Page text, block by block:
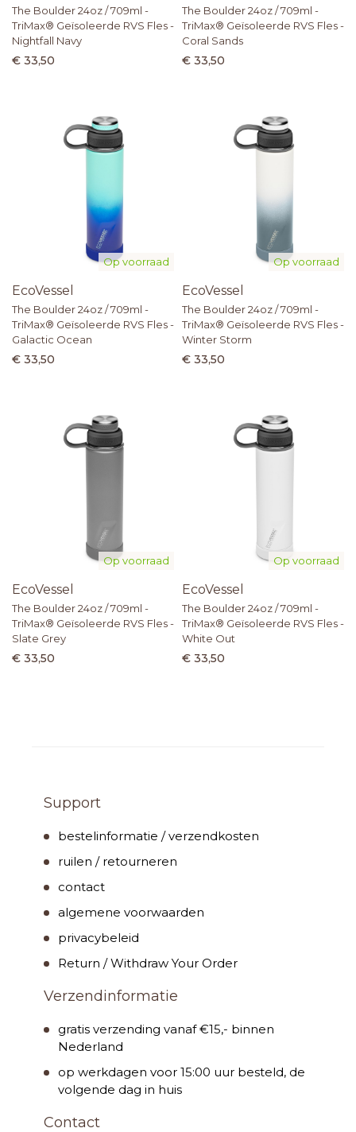
The Boulder 24oz / 709ml -
TriMax® Geïsoleerde RVS Fles -
Nightfall Navy
€ 33,50
The Boulder 24oz / 709ml -
TriMax® Geïsoleerde RVS Fles -
Coral Sands
€ 33,50
Op voorraad
EcoVessel
The Boulder 24oz / 709ml -
TriMax® Geïsoleerde RVS Fles -
Galactic Ocean
€ 33,50
Op voorraad
EcoVessel
The Boulder 24oz / 709ml -
TriMax® Geïsoleerde RVS Fles -
Winter Storm
€ 33,50
Op voorraad
EcoVessel
The Boulder 24oz / 709ml -
TriMax® Geïsoleerde RVS Fles -
Slate Grey
€ 33,50
Op voorraad
EcoVessel
The Boulder 24oz / 709ml -
TriMax® Geïsoleerde RVS Fles -
White Out
€ 33,50
Support
bestelinformatie / verzendkosten
ruilen / retourneren
contact
algemene voorwaarden
privacybeleid
Return / Withdraw Your Order
Verzendinformatie
gratis verzending vanaf €15,- binnen
Nederland
op werkdagen voor 15:00 uur besteld, de
volgende dag in huis
Contact